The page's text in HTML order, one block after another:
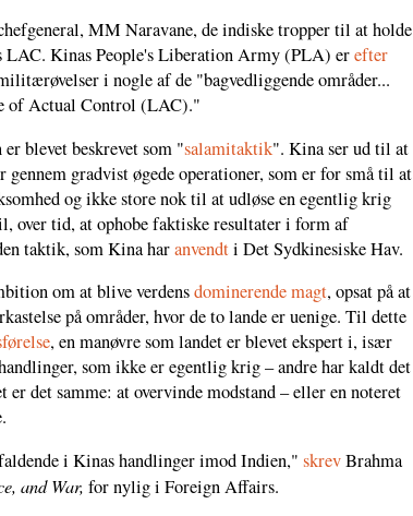
MM Naravane, de indiske tropper til at holde
LAC. Kinas People's Liberation Army (PLA) erefter
i nogle af de "bagvedliggende områder...
of Actual Control (LAC)."
blevet beskrevet som "salamitaktik". Kina ser ud til at
gradvist øgede operationer, som er for små til at
og ikke store nok til at udløse en egentlig krig
over tid, at ophobe faktiske resultater i form af
taktik, som Kina haranvendti Det Sydkinesiske Hav.
om at blive verdensdominerende magt, opsat på at
på områder, hvor de to lande er uenige. Til dette
, en manøvre som landet er blevet ekspert i, især
som ikke er egentlig krig – andre har kaldt det
det samme: at overvinde modstand – eller en noteret
i Kinas handlinger imod Indien," skrevBrahma
and War, for nylig i Foreign Affairs.